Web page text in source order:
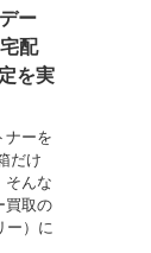
ー
配
を実
ナーを
だけ
んな
買取の
ー）に